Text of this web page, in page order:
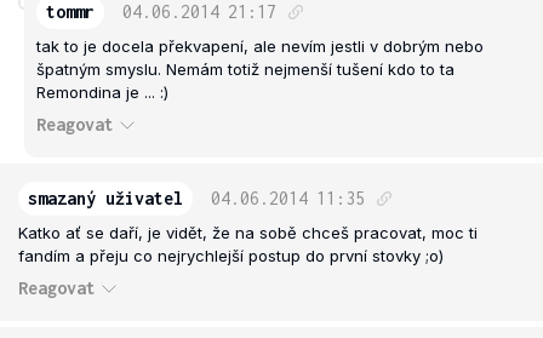
tommr 04.06.2014 21:17
tak to je docela překvapení, ale nevím jestli v dobrým nebo
špatným smyslu. Nemám totiž nejmenší tušení kdo to ta
Remondina je ... :)
Reagovat
smazaný uživatel 04.06.2014 11:35
Katko ať se daří, je vidět, že na sobě chceš pracovat, moc ti
fandím a přeju co nejrychlejší postup do první stovky ;o)
Reagovat